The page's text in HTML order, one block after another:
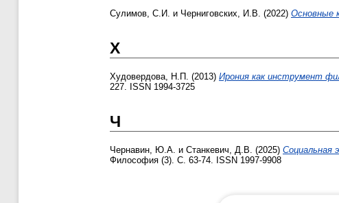
Сулимов, С.И. и Черниговских, И.В. (2022) Основные
Х
Худовердова, Н.П. (2013) Ирония как инструмент
227. ISSN 1994-3725
Ч
Чернавин, Ю.А. и Станкевич, Д.В. (2025) Социальная
Философия (3). С. 63-74. ISSN 1997-9908